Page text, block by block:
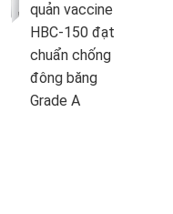
quản vaccine
HBC-150 đạt
chuẩn chống
đông băng
Grade A